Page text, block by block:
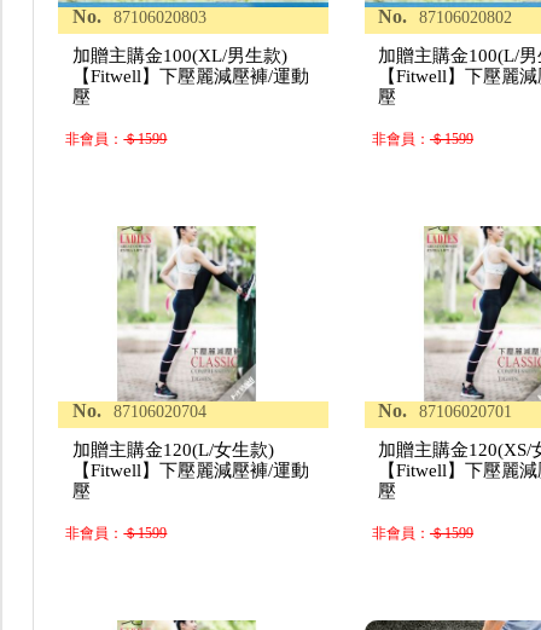
No. 87106020803
加贈主購金100(XL/男生款)
【Fitwell】下壓麗減壓褲/運動
壓
非會員：＄1599
No. 87106020802
加贈主購金100(L/
【Fitwell】下壓麗
壓
非會員： ＄1599
No. 87106020704
加贈主購金120(L/女生款)
【Fitwell】下壓麗減壓褲/運動
壓
非會員：＄1599
No. 87106020701
加贈主購金120(XS/
【Fitwell】下壓麗
壓
非會員： ＄1599